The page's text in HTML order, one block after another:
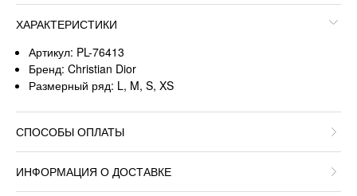
ХАРАКТЕРИСТИКИ
Артикул: PL-76413
Бренд: Christian Dior
Размерный ряд: L, M, S, XS
СПОСОБЫ ОПЛАТЫ
ИНФОРМАЦИЯ О ДОСТАВКЕ